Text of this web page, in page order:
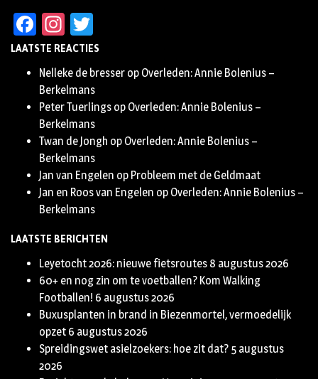
Facebook
Instagram
LAATSTE REACTIES
Nelleke de bresser op Overleden: Annie Bolenius –
Berkelmans
Peter Tuerlings op Overleden: Annie Bolenius –
Berkelmans
Twan de Jongh op Overleden: Annie Bolenius –
Berkelmans
Jan van Engelen op Probleem met de Geldmaat
Jan en Roos van Engelen op Overleden: Annie Bolenius –
Berkelmans
LAATSTE BERICHTEN
Leyetocht 2026: nieuwe fietsroutes 8 augustus 2026
60+ en nog zin om te voetballen? Kom Walking
Footballen! 6 augustus 2026
Buxusplanten in brand in Biezenmortel, vermoedelijk
opzet 6 augustus 2026
Spreidingswet asielzoekers: hoe zit dat? 5 augustus
2026